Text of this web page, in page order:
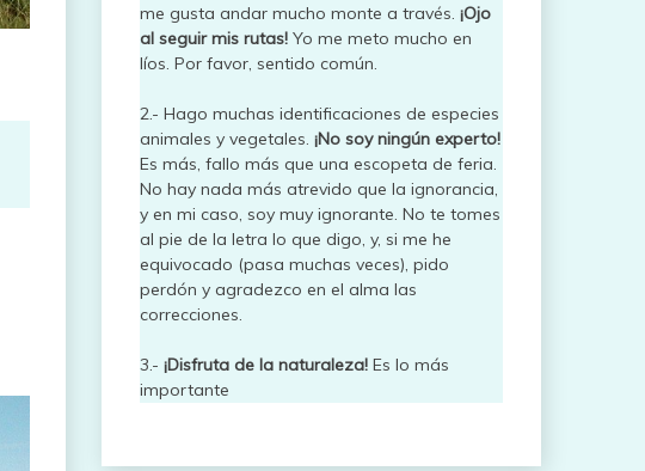
me gusta andar mucho monte a través. ¡Ojo
al seguir mis rutas!Yo me meto mucho en
líos. Por favor, sentido común.
2.- Hago muchas identificaciones de especies
animales y vegetales. ¡No soy ningún experto!
Es más, fallo más que una escopeta de feria.
No hay nada más atrevido que la ignorancia,
y en mi caso, soy muy ignorante. No te tomes
al pie de la letra lo que digo, y, si me he
equivocado (pasa muchas veces), pido
perdón y agradezco en el alma las
correcciones.
3.- ¡Disfruta de la naturaleza!Es lo más
importante